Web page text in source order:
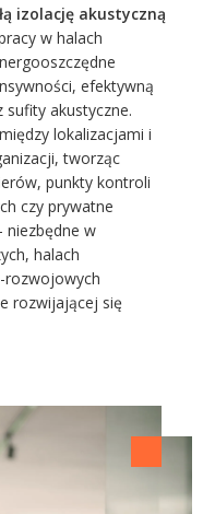
izolację akustyczną
w halach
efektywną
akustyczne.
lokalizacjami i
tworząc
punkty kontroli
czy prywatne
niezbędne w
halach
rozwojowych
rozwijającej się